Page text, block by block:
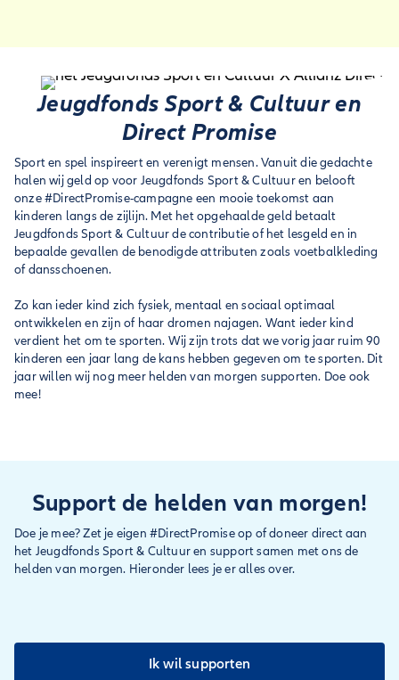
Jeugdfonds Sport & Cultuur en
Direct Promise
Sport en spel inspireert en verenigt mensen. Vanuit die gedachte
halen wij geld op voor Jeugdfonds Sport & Cultuur en belooft
onze #DirectPromise-campagne een mooie toekomst aan
kinderen langs de zijlijn. Met het opgehaalde geld betaalt
Jeugdfonds Sport & Cultuur de contributie of het lesgeld en in
bepaalde gevallen de benodigde attributen zoals voetbalkleding
of dansschoenen.
Zo kan ieder kind zich fysiek, mentaal en sociaal optimaal
ontwikkelen en zijn of haar dromen najagen. Want ieder kind
verdient het om te sporten. Wij zijn trots dat we vorig jaar ruim 90
kinderen een jaar lang de kans hebben gegeven om te sporten. Dit
jaar willen wij nog meer helden van morgen supporten. Doe ook
mee!
Support de helden van morgen!
Doe je mee? Zet je eigen #DirectPromise op of doneer direct aan
het Jeugdfonds Sport & Cultuur en support samen met ons de
helden van morgen. Hieronder lees je er alles over.
Ik wil supporten